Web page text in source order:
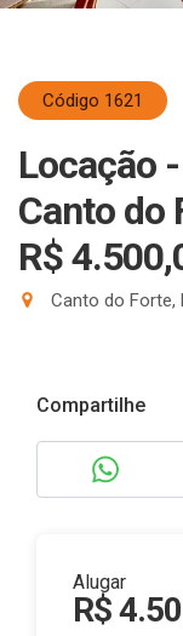
Código 1621
Locação
Canto do
R$
Canto do Forte,
Compartilhe
Alugar
R$